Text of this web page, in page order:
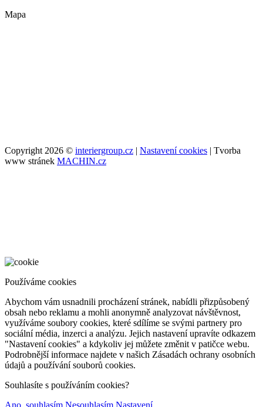
Mapa
Copyright 2026 © interiergroup.cz | Nastavení cookies | Tvorba
www stránek MACHIN.cz
Používáme cookies
Abychom vám usnadnili procházení stránek, nabídli přizpůsobený
obsah nebo reklamu a mohli anonymně analyzovat návštěvnost,
využíváme soubory cookies, které sdílíme se svými partnery pro
sociální média, inzerci a analýzu. Jejich nastavení upravíte odkazem
"Nastavení cookies" a kdykoliv jej můžete změnit v patičce webu.
Podrobnější informace najdete v našich Zásadách ochrany osobních
údajů a používání souborů cookies.
Souhlasíte s používáním cookies?
Ano, souhlasím Nesouhlasím Nastavení